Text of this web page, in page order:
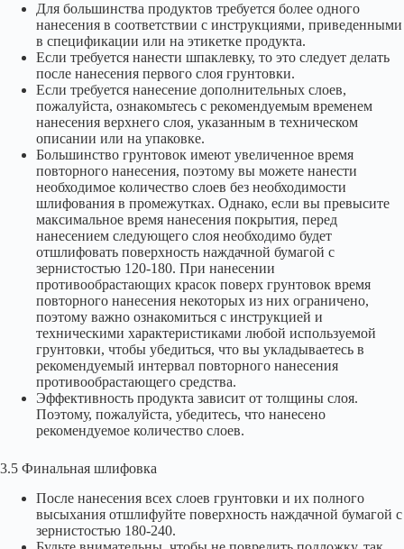
Для большинства продуктов требуется более одного
нанесения в соответствии с инструкциями, приведенными
в спецификации или на этикетке продукта.
Если требуется нанести шпаклевку, то это следует делать
после нанесения первого слоя грунтовки.
Если требуется нанесение дополнительных слоев,
пожалуйста, ознакомьтесь с рекомендуемым временем
нанесения верхнего слоя, указанным в техническом
описании или на упаковке.
Большинство грунтовок имеют увеличенное время
повторного нанесения, поэтому вы можете нанести
необходимое количество слоев без необходимости
шлифования в промежутках. Однако, если вы превысите
максимальное время нанесения покрытия, перед
нанесением следующего слоя необходимо будет
отшлифовать поверхность наждачной бумагой с
зернистостью 120-180. При нанесении
противообрастающих красок поверх грунтовок время
повторного нанесения некоторых из них ограничено,
поэтому важно ознакомиться с инструкцией и
техническими характеристиками любой используемой
грунтовки, чтобы убедиться, что вы укладываетесь в
рекомендуемый интервал повторного нанесения
противообрастающего средства.
Эффективность продукта зависит от толщины слоя.
Поэтому, пожалуйста, убедитесь, что нанесено
рекомендуемое количество слоев.
3.5 Финальная шлифовка
После нанесения всех слоев грунтовки и их полного
высыхания отшлифуйте поверхность наждачной бумагой с
зернистостью 180-240.